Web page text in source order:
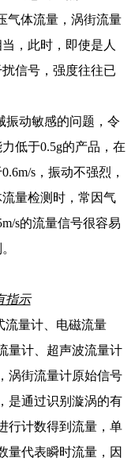
流量，涡街流量
，此时，即使是人
信号，强度往往已
敏感的问题，令
低于0.5g的产品，在
s，振动不强烈，
量检测时，常因气
s的流量信号很容易
指示
量计、电磁流量
量计、超声波流量计
涡街流量计原始信号
是通过识别漩涡的有
行计数得到流量，单
量代表瞬时流量，因